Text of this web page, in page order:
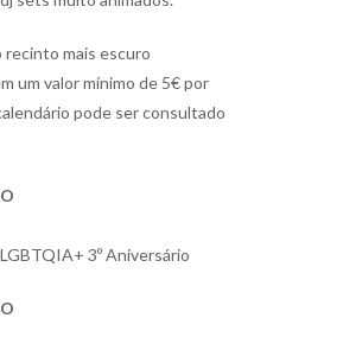
recinto mais escuro
um valor mínimo de 5€ por
pode ser consultado
3º Aniversário